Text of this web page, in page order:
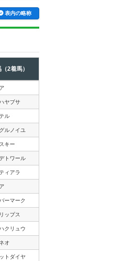
表内の略称
2着馬）
ヤブサ
ル
ルノイユ
キー
トワール
ィアラ
ーマーク
ップス
クリュウ
オ
トダイヤ